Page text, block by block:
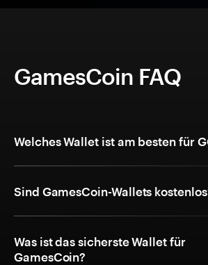
GamesCoin FAQ
Welches Wallet ist am besten für
Sind GamesCoin-Wallets
Was ist das sicherste Wallet für
GamesCoin?